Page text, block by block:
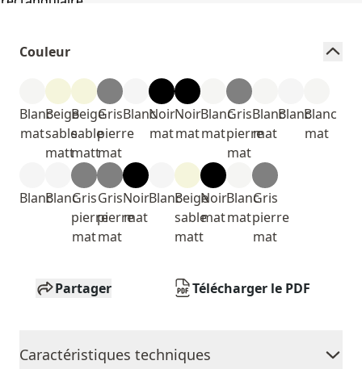
Couleur
Blanc
mat
Beige
sable
matt
Beige
sable
matt
Gris
pierre
mat
BlancNoir
mat
Noir
mat
Blanc
mat
Gris
pierre
mat
Blanc
mat
BlancBlanc
mat
BlancBlancGris
pierre
mat
Gris
pierre
mat
Noir
mat
BlancBeige
sable
matt
Noir
mat
Blanc
mat
Gris
pierre
mat
Partager Télécharger le PDF
Caractéristiques techniques